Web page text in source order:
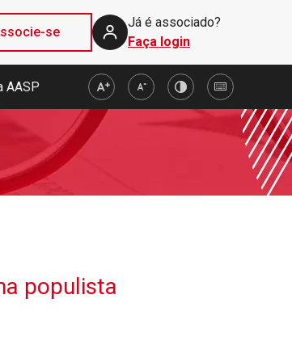
se
Já é associado?
Faça login
AASP
populista